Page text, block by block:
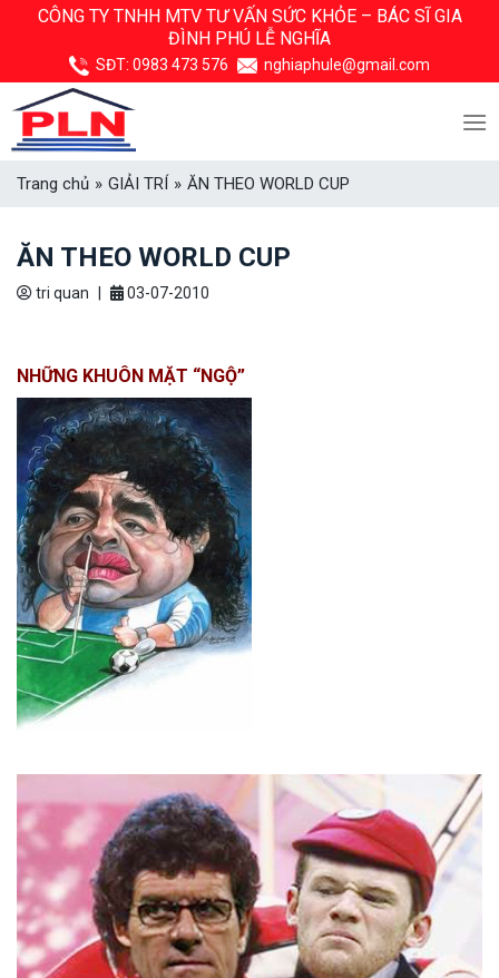
CÔNG TY TNHH MTV TƯ VẤN SỨC KHỎE – BÁC SĨ GIA
ĐÌNH PHÚ LỄ NGHĨA
SĐT: 0983 473 576 nghiaphule@gmail.com
Trang chủ » GIẢI TRÍ » ĂN THEO WORLD CUP
ĂN THEO WORLD CUP
tri quan 03-07-2010
NHỮNG KHUÔN MẶT “NGỘ”